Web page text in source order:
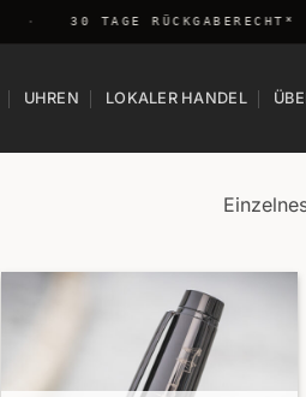
30 TAGE RÜCKGABERECHT*
UHREN LOKALER HANDEL